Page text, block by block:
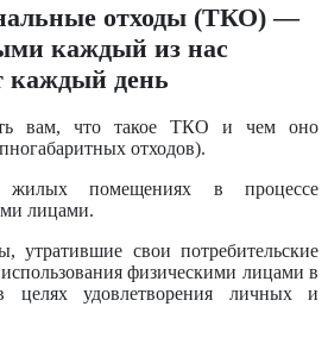
отходы (ТКО) —
каждый из нас
каждый день
вам, что такое ТКО и чем оно
отходов).
помещениях в процессе
лицами.
утратившие свои потребительские
физическими лицами в
удовлетворения личных и